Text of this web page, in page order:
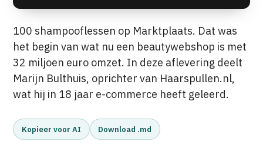
100 shampooflessen op Marktplaats. Dat was
het begin van wat nu een beautywebshop is met
32 miljoen euro omzet. In deze aflevering deelt
Marijn Bulthuis, oprichter van Haarspullen.nl,
wat hij in 18 jaar e-commerce heeft geleerd.
Kopieer voor AI Download .md